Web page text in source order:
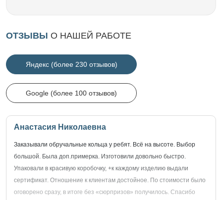
ОТЗЫВЫ О НАШЕЙ РАБОТЕ
Яндекс (более 230 отзывов)
Google (более 100 отзывов)
Анастасия Николаевна
Заказывали обручальные кольца у ребят. Всё на высоте. Выбор
большой. Была доп.примерка. Изготовили довольно быстро.
Упаковали в красивую коробочку, +к каждому изделию выдали
сертификат. Отношение к клиентам достойное. По стоимости было
оговорено сразу, в итоге без «сюрпризов» получилось. Спасибо